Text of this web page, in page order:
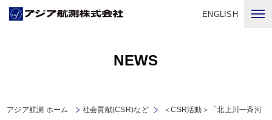
ENGLISH
NEWS
アジア航測 ホーム 社会貢献(CSR)など
＜CSR活動＞「北上川一斉河